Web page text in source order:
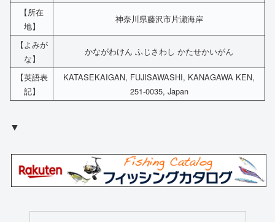
【所在
地】
神奈川県藤沢市片瀬海岸
【よみが
な】
かながわけん ふじさわし かたせかいがん
【英語表
記】
KATASEKAIGAN, FUJISAWASHI, KANAGAWA KEN,
251-0035, Japan
▼